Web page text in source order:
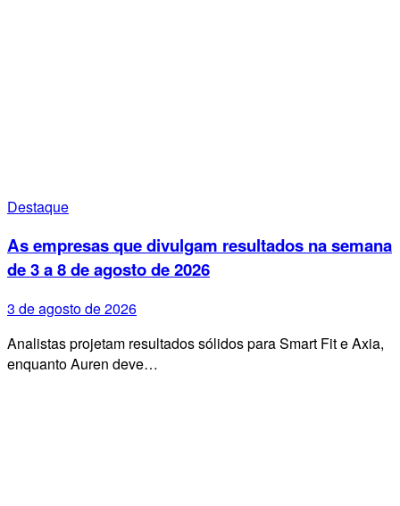
Destaque
As empresas que divulgam resultados na semana
de 3 a 8 de agosto de 2026
3 de agosto de 2026
Analistas projetam resultados sólidos para Smart Fit e Axia,
enquanto Auren deve…